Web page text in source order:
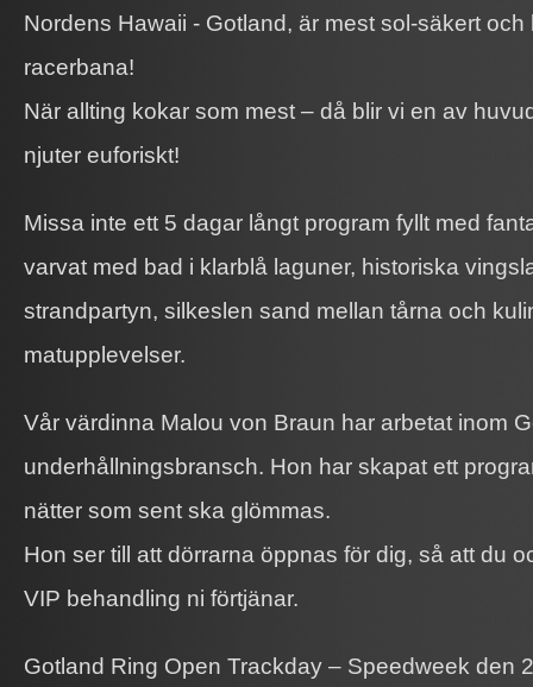
Nordens Hawaii - Gotland, är mest sol-säkert
racerbana!
När allting kokar som mest – då blir vi en av
njuter euforiskt!
Missa inte ett 5 dagar långt program fyllt med
varvat med bad i klarblå laguner, historiska
strandpartyn, silkeslen sand mellan tårna och
matupplevelser.
Vår värdinna Malou von Braun har arbetat inom
underhållningsbransch. Hon har skapat ett
nätter som sent ska glömmas.
Hon ser till att dörrarna öppnas för dig, så att du
VIP behandling ni förtjänar.
Gotland Ring Open Trackday – Speedweek den